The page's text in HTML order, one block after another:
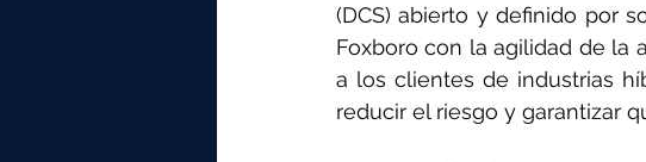
(DCS) abierto y definido por
Foxboro con la agilidad de la
a los clientes de industrias
reducir el riesgo y garantizar